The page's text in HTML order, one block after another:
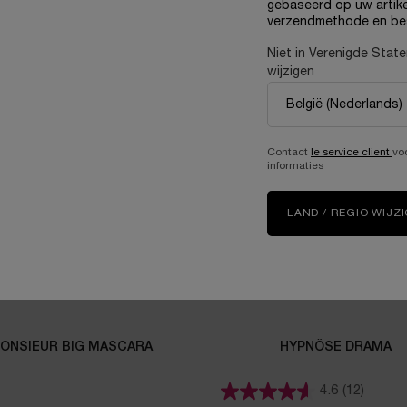
BIG MASCARA HYPNÔSE DRAMA
4.6 (12)
gebaseerd op uw
verzendmethode en
Niet in Verenigde
wijzigen
Contact le service client
informaties
LAND / REGIO